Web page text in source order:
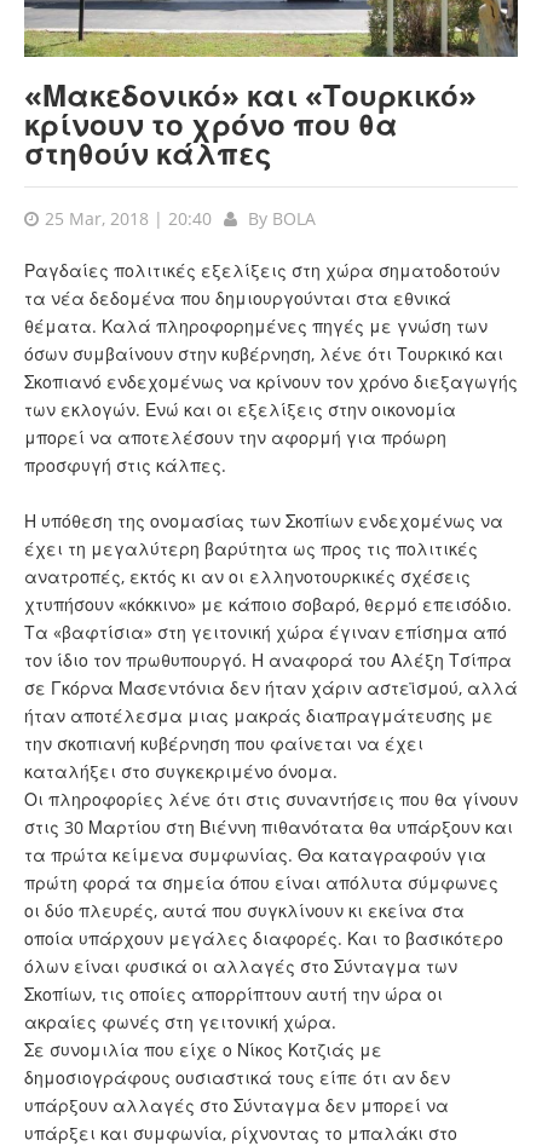
«Μακεδονικό» και «Τουρκικό»
κρίνουν το χρόνο που θα
στηθούν κάλπες
25 Mar, 2018 | 20:40 By BOLA
Ραγδαίες πολιτικές εξελίξεις στη χώρα σηματοδοτούν
τα νέα δεδομένα που δημιουργούνται στα εθνικά
θέματα. Καλά πληροφορημένες πηγές με γνώση των
όσων συμβαίνουν στην κυβέρνηση, λένε ότι Τουρκικό και
Σκοπιανό ενδεχομένως να κρίνουν τον χρόνο διεξαγωγής
των εκλογών. Ενώ και οι εξελίξεις στην οικονομία
μπορεί να αποτελέσουν την αφορμή για πρόωρη
προσφυγή στις κάλπες.
Η υπόθεση της ονομασίας των Σκοπίων ενδεχομένως να
έχει τη μεγαλύτερη βαρύτητα ως προς τις πολιτικές
ανατροπές, εκτός κι αν οι ελληνοτουρκικές σχέσεις
χτυπήσουν «κόκκινο» με κάποιο σοβαρό, θερμό επεισόδιο.
Τα «βαφτίσια» στη γειτονική χώρα έγιναν επίσημα από
τον ίδιο τον πρωθυπουργό. Η αναφορά του Αλέξη Τσίπρα
σε Γκόρνα Μασεντόνια δεν ήταν χάριν αστεϊσμού, αλλά
ήταν αποτέλεσμα μιας μακράς διαπραγμάτευσης με
την σκοπιανή κυβέρνηση που φαίνεται να έχει
καταλήξει στο συγκεκριμένο όνομα.
Οι πληροφορίες λένε ότι στις συναντήσεις που θα γίνουν
στις 30 Μαρτίου στη Βιέννη πιθανότατα θα υπάρξουν και
τα πρώτα κείμενα συμφωνίας. Θα καταγραφούν για
πρώτη φορά τα σημεία όπου είναι απόλυτα σύμφωνες
οι δύο πλευρές, αυτά που συγκλίνουν κι εκείνα στα
οποία υπάρχουν μεγάλες διαφορές. Και το βασικότερο
όλων είναι φυσικά οι αλλαγές στο Σύνταγμα των
Σκοπίων, τις οποίες απορρίπτουν αυτή την ώρα οι
ακραίες φωνές στη γειτονική χώρα.
Σε συνομιλία που είχε ο Νίκος Κοτζιάς με
δημοσιογράφους ουσιαστικά τους είπε ότι αν δεν
υπάρξουν αλλαγές στο Σύνταγμα δεν μπορεί να
υπάρξει και συμφωνία, ρίχνοντας το μπαλάκι στο